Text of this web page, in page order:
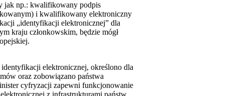
jak np.: kwalifikowany podpis
i kwalifikowany elektroniczny
„identyfikacji elektronicznej” dla
kraju członkowskim, będzie mógł
elektronicznej, określono dla
oraz zobowiązano państwa
cyfryzacji zapewni funkcjonowanie